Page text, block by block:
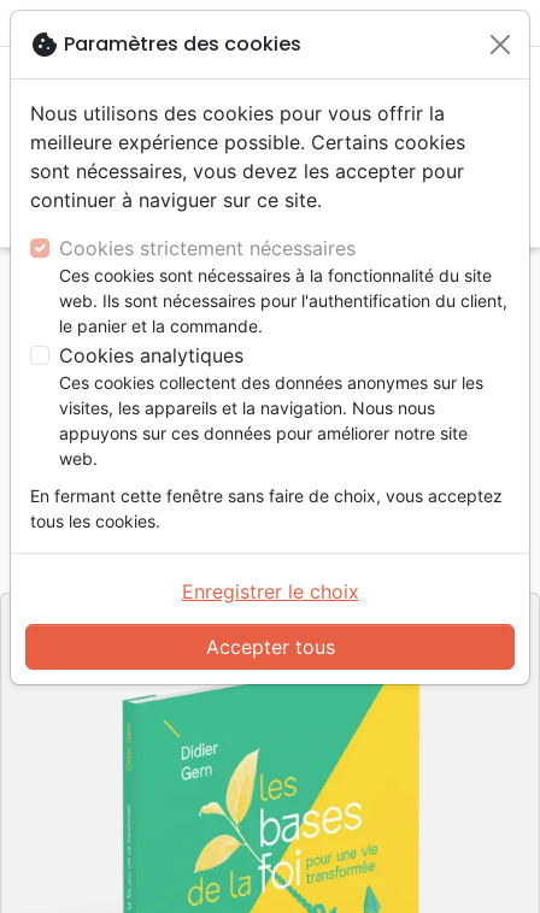
menu
Accueil Livres Edification
Croissance spirituelle
Bases de la foi pour une vie transformée (Les) - 70
questions pour aller + loin
Les bases de la foi pour une vie
transformée
70 questions pour aller + loin
Auteur :Didier Gern
cookie Paramètres des cookies
Nous utilisons des cookies pour vous offrir la
meilleure expérience possible. Certains cookies
sont nécessaires, vous devez les accepter pour
continuer à naviguer sur ce site.
Cookies strictement nécessaires
Ces cookies sont nécessaires à la fonctionnalité du site
web. Ils sont nécessaires pour l'authentification du client,
le panier et la commande.
Cookies analytiques
Ces cookies collectent des données anonymes sur les
visites, les appareils et la navigation. Nous nous
appuyons sur ces données pour améliorer notre site
web.
En fermant cette fenêtre sans faire de choix, vous acceptez
tous les cookies.
Accepter tous
Enregistrer le choix